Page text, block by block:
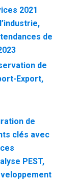
2021
de
de
Export,
de
clés avec
PEST,